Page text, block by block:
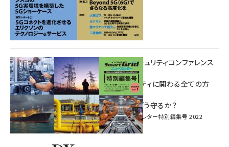
重要インフラサイバーセキュリティコンファレンス
特別電子版！
― 産業サイバーセキュリティに関わる全ての方
へ！ ―
加速するDX、OT/IoTをどう守るか？
インプレス SmartGridニューズレター特別編集号 2022
Vol.1